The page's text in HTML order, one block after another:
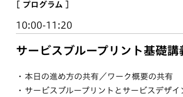
[ プログラム ]
10:00-11:20
サービスブループリント基礎講
本日の進め方の共有／ワーク概要の共有
サービスブループリントとサービスデザイ